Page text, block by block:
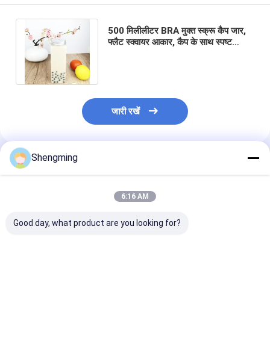
500 मिलीलीटर BRA मुक्त स्क्रू कैप जार,
फ्लैट स्क्वायर आकार, कैप के साथ स्पष्ट
जारी रखें
अनुशंसित उत्पाद
Shengming
6:16 AM
Good day, what product are you looking for?